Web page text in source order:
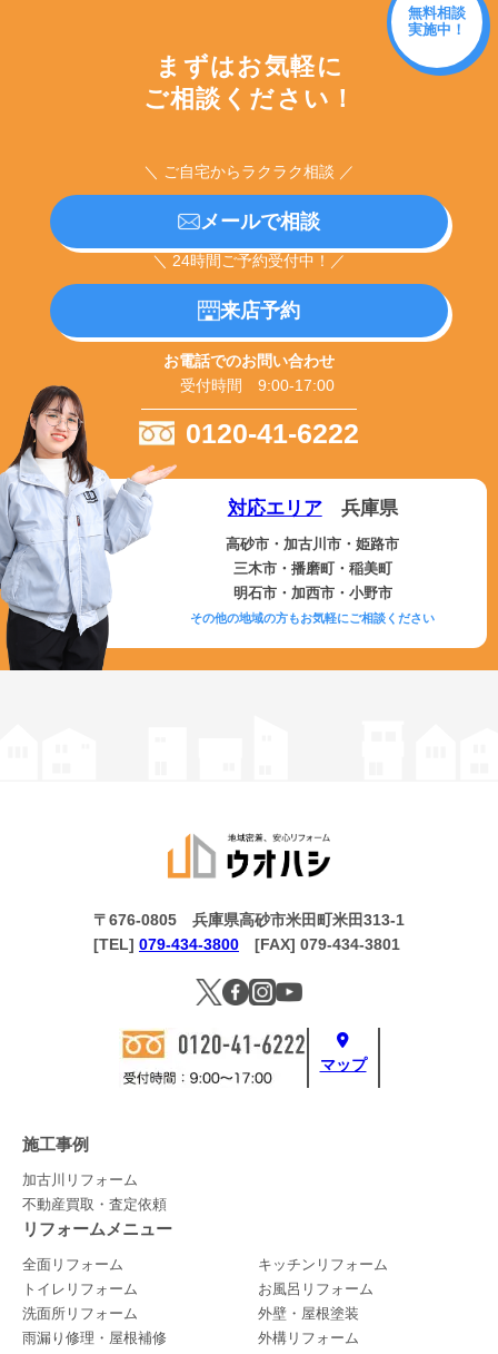
無料相談
実施中！
まずはお気軽に
ご相談ください！
＼ ご自宅からラクラク相談 ／
メールで相談
＼ 24時間ご予約受付中！／
来店予約
お電話でのお問い合わせ
受付時間 9:00-17:00
0120-41-6222
対応エリア兵庫県
高砂市・加古川市・姫路市
三木市・播磨町・稲美町
明石市・加西市・小野市
その他の地域の方もお気軽にご相談ください
マップ
〒676-0805 兵庫県高砂市米田町米田313-1
[TEL] 079-434-3800 [FAX] 079-434-3801
施工事例
加古川リフォーム
不動産買取・査定依頼
リフォームメニュー
全面リフォーム
キッチンリフォーム
トイレリフォーム
お風呂リフォーム
洗面所リフォーム
外壁・屋根塗装
雨漏り修理・屋根補修
外構リフォーム